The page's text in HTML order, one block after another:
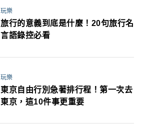
玩樂
旅行的意義到底是什麼！20句旅行名
言語錄控必看
玩樂
東京自由行別急著排行程！第一次去
東京，這10件事更重要